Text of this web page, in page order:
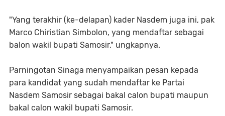
"Yang terakhir (ke-delapan) kader Nasdem juga ini, pak
Marco Chiristian Simbolon, yang mendaftar sebagai
balon wakil bupati Samosir," ungkapnya.
Parningotan Sinaga menyampaikan pesan kepada
para kandidat yang sudah mendaftar ke Partai
Nasdem Samosir sebagai bakal calon bupati maupun
bakal calon wakil bupati Samosir.